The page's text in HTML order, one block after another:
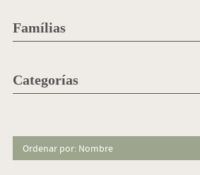
Famílias
Categorías